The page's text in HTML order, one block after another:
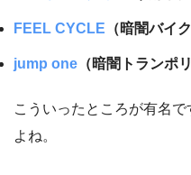
FEEL CYCLE （暗闇バイ
jump one （暗闇トランポ
こういったところが有名
よね。